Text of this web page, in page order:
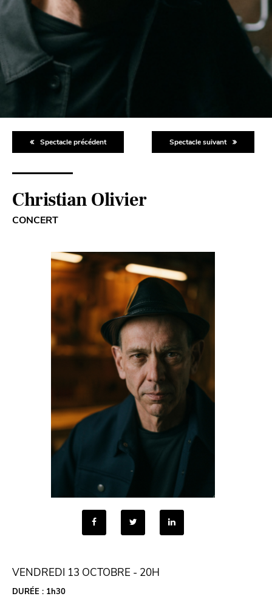
Spectacle précédent Spectacle suivant
Christian Olivier
CONCERT
VENDREDI 13 OCTOBRE - 20H
DURÉE : 1h30